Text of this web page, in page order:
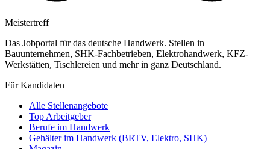
Meistertreff
Das Jobportal für das deutsche Handwerk. Stellen in
Bauunternehmen, SHK-Fachbetrieben, Elektrohandwerk, KFZ-
Werkstätten, Tischlereien und mehr in ganz Deutschland.
Für Kandidaten
Alle Stellenangebote
Top Arbeitgeber
Berufe im Handwerk
Gehälter im Handwerk (BRTV, Elektro, SHK)